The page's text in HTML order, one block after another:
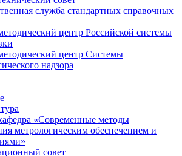
служба стандартных справочных
центр Российской системы
центр Системы
надзора
«Современные методы
метрологическим обеспечением и
совет